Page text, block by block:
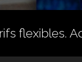
flexibles.